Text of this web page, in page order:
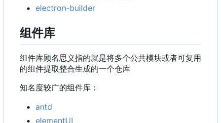
electron-builder
组件库
组件库顾名思义指的就是将多个公共模块或者可复用
的组件提取整合生成的一个仓库
知名度较广的组件库：
antd
elementUI